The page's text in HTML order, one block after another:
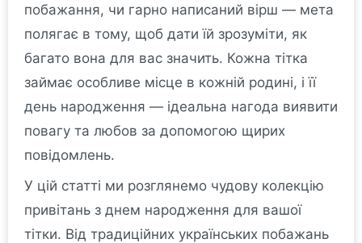
побажання, чи гарно написаний вірш — мета
полягає в тому, щоб дати їй зрозуміти, як
багато вона для вас значить. Кожна тітка
займає особливе місце в кожній родині, і її
день народження — ідеальна нагода виявити
повагу та любов за допомогою щирих
повідомлень.
У цій статті ми розглянемо чудову колекцію
привітань з днем народження для вашої
тітки. Від традиційних українських побажань